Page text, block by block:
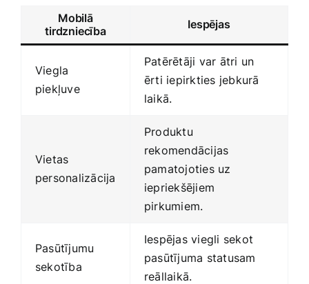
Mobilā
tirdzniecība
Iespējas
Viegla
piekļuve
Patērētāji var ātri un⁤
ērti iepirkties jebkurā
laikā.
Vietas
personalizācija
Produktu
rekomendācijas
pamatojoties uz
iepriekšējiem
pirkumiem.
Pasūtījumu
sekotība
Iespējas viegli sekot
‍pasūtījuma statusam
reāllaikā.